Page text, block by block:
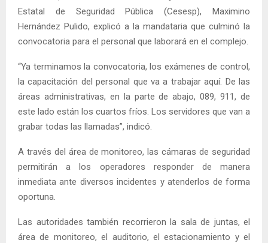
Estatal de Seguridad Pública (Cesesp), Maximino
Hernández Pulido, explicó a la mandataria que culminó la
convocatoria para el personal que laborará en el complejo.
“Ya terminamos la convocatoria, los exámenes de control,
la capacitación del personal que va a trabajar aquí. De las
áreas administrativas, en la parte de abajo, 089, 911, de
este lado están los cuartos fríos. Los servidores que van a
grabar todas las llamadas”, indicó.
A través del área de monitoreo, las cámaras de seguridad
permitirán a los operadores responder de manera
inmediata ante diversos incidentes y atenderlos de forma
oportuna.
Las autoridades también recorrieron la sala de juntas, el
área de monitoreo, el auditorio, el estacionamiento y el